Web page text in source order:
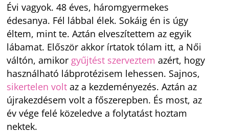
Évi vagyok. 48 éves, háromgyermekes
édesanya. Fél lábbal élek. Sokáig én is úgy
éltem, mint te. Aztán elveszítettem az egyik
lábamat. Először akkor írtatok tólam itt, a Női
váltón, amikor gyűjtést szerveztem azért, hogy
használható lábprotézisem lehessen. Sajnos,
sikertelen volt az a kezdeményezés. Aztán az
újrakezdésem volt a főszerepben. És most, az
év vége felé közeledve a folytatást hoztam
nektek.